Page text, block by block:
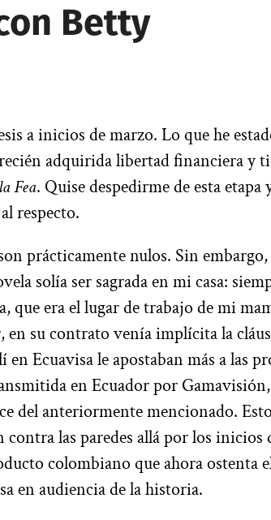
Betty
a inicios de marzo. Lo que he
adquirida libertad financiera y
Fea. Quise despedirme de esta etapa
respecto.
prácticamente nulos. Sin
solía ser sagrada en mi casa:
que era el lugar de trabajo de mi
en su contrato venía implícita la
en Ecuavisa le apostaban más a las
en Ecuador por
del anteriormente mencionado.
contra las paredes allá por los
colombiano que ahora ostenta
en audiencia de la historia.